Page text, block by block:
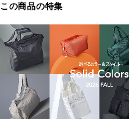
この商品の特集